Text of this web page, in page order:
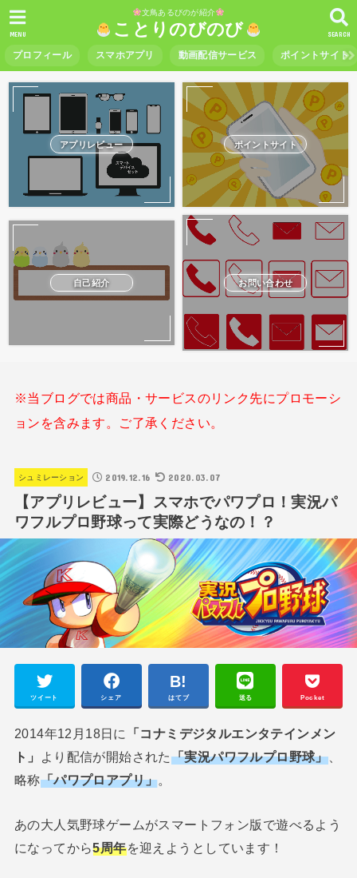
文鳥あるびのが紹介
ことりのびのび SEARCH
MENU
プロフィール スマホアプリ 動画配信サービス ポイントサイト
アプリレビュー ポイントサイト
自己紹介 お問い合わせ
※当ブログでは商品・サービスのリンク先にプロモーシ
ョンを含みます。ご了承ください。
シュミレーション 2019.12.16 2020.03.07
【アプリレビュー】スマホでパワプロ！実況パ
ワフルプロ野球って実際どうなの！？
ツイート シェア はてブ 送る Pocket
2014年12月18日に
「コナミデジタルエンタテインメン
ト」
より配信が開始された「実況パワフルプロ野球」、
略称「パワプロアプリ」。
あの大人気野球ゲームがスマートフォン版で遊べるよう
になってから5周年を迎えようとしています！